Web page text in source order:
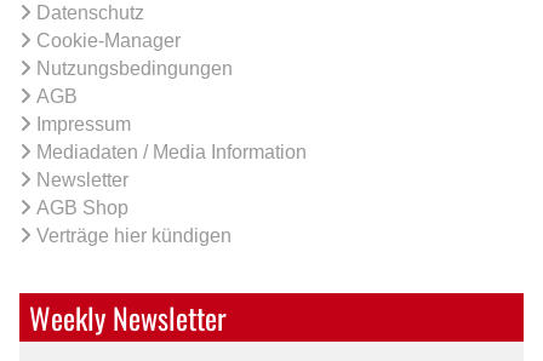
Datenschutz
Cookie-Manager
Nutzungsbedingungen
AGB
Impressum
Mediadaten / Media Information
Newsletter
AGB Shop
Verträge hier kündigen
Weekly Newsletter